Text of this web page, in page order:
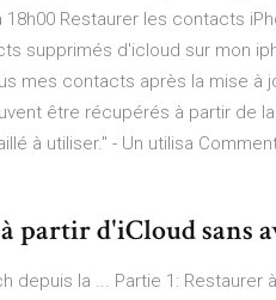
Restaurer les contacts
supprimés d'icloud sur mon
mes contacts après la mise à
être récupérés à partir de
à utiliser." - Un utilisa
partir d'iCloud sans
depuis la ... Partie 1: Restaurer